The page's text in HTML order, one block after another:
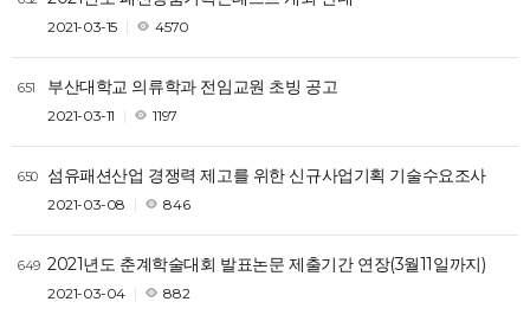
2021-03-15 4570
651 부산대학교 의류학과 전임교원 초빙 공고
2021-03-11 1197
650 섬유패션산업 경쟁력 제고를 위한 신규사업기획 기술수요조사
2021-03-08 846
649 2021년도 춘계학술대회 발표논문 제출기간 연장(3월11일까지)
2021-03-04 882